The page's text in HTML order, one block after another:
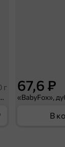
г
Скумбрия в томатном соусе «Трал Флот», 240 г
67,6 ₽
«BabyFox»,
В